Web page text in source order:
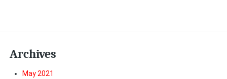
Archives
May 2021